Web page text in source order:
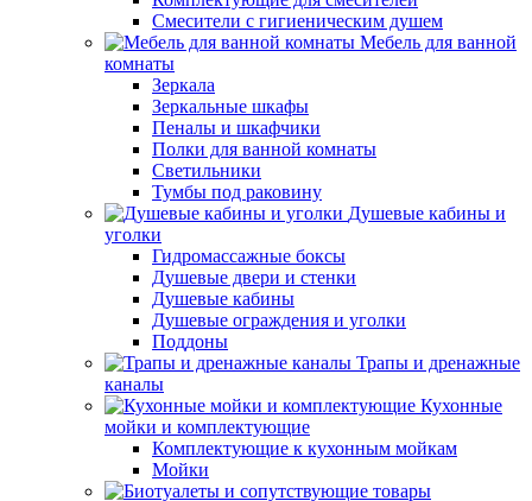
Смесители с гигиеническим душем
Мебель для ванной
комнаты
Зеркала
Зеркальные шкафы
Пеналы и шкафчики
Полки для ванной комнаты
Светильники
Тумбы под раковину
Душевые кабины и
уголки
Гидромассажные боксы
Душевые двери и стенки
Душевые кабины
Душевые ограждения и уголки
Поддоны
Трапы и дренажные
каналы
Кухонные
мойки и комплектующие
Комплектующие к кухонным мойкам
Мойки